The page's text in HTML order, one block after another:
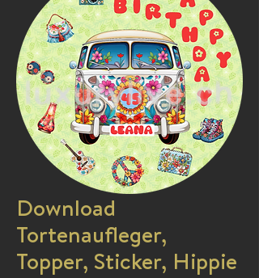
Download
Tortenaufleger,
Topper, Sticker, Hippie